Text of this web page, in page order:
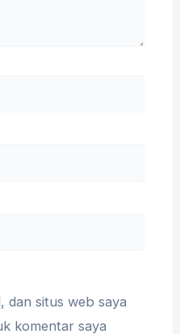
dan situs web saya
komentar saya